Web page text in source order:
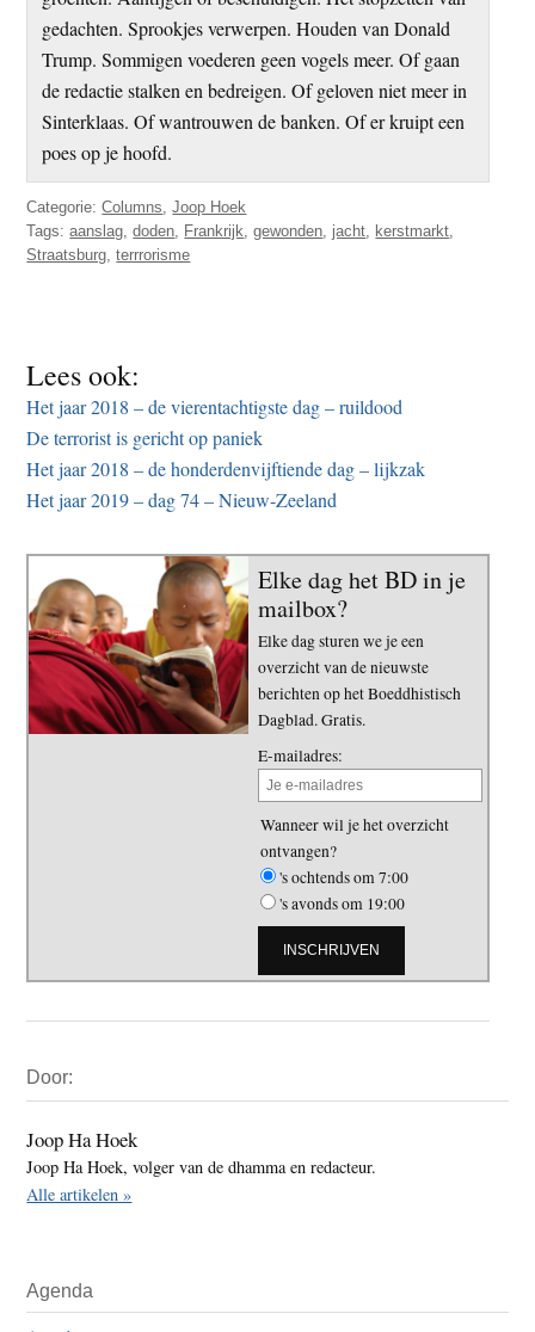
gedachten. Sprookjes verwerpen. Houden van Donald
Trump. Sommigen voederen geen vogels meer. Of gaan
de redactie stalken en bedreigen. Of geloven niet meer in
Sinterklaas. Of wantrouwen de banken. Of er kruipt een
poes op je hoofd.
Categorie:Columns,Joop Hoek
Tags:aanslag,doden, Frankrijk,gewonden, jacht, kerstmarkt,
Straatsburg,terrrorisme
Lees ook:
Het jaar 2018 – de vierentachtigste dag – ruildood
De terrorist is gericht op paniek
Het jaar 2018 – de honderdenvijftiende dag – lijkzak
Het jaar 2019 – dag 74 – Nieuw-Zeeland
Elke dag het BD in je
mailbox?
Elke dag sturen we je een
overzicht van de nieuwste
berichten op het Boeddhistisch
Dagblad. Gratis.
E-mailadres:
Wanneer wil je het overzicht
ontvangen?
's ochtends om 7:00
's avonds om 19:00
Sidebar
Door:
Joop Ha Hoek
Joop Ha Hoek, volger van de dhamma en redacteur.
Alle artikelen »
Agenda